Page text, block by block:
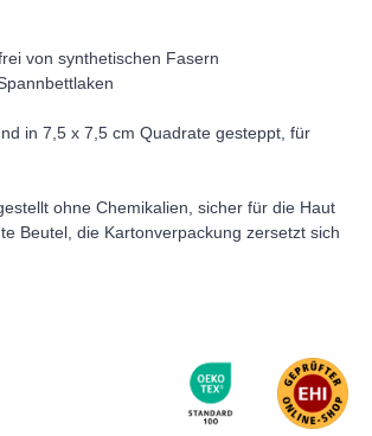
von synthetischen Fasern
in 7,5 x 7,5 cm Quadrate gesteppt, für
ohne Chemikalien, sicher für die Haut
Beutel, die Kartonverpackung zersetzt sich